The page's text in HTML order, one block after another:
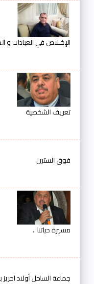
الإخـلاص في العبادات
تعريف الشخصية
فوق الستين
مسيرة حياتنا ..
جماعة الساحل أولاد